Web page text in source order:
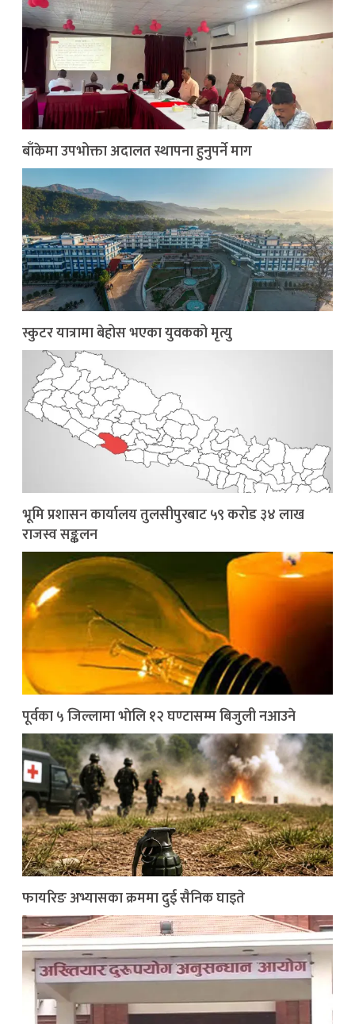
बाँकेमा उपभोक्ता अदालत स्थापना हुनुपर्ने माग
स्कुटर यात्रामा बेहोस भएका युवकको मृत्यु
भूमि प्रशासन कार्यालय तुलसीपुरबाट ५९ करोड ३४ लाख
राजस्व सङ्कलन
पूर्वका ५ जिल्लामा भाेलि १२ घण्टासम्म बिजुली नआउने
फायरिङ अभ्यासका क्रममा दुई सैनिक घाइते